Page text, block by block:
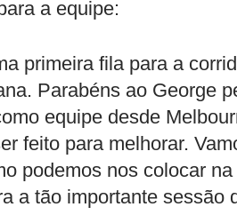
a equipe:
primeira fila para a
Parabéns ao George
equipe desde
feito para melhorar.
podemos nos colocar
a tão importante sessão